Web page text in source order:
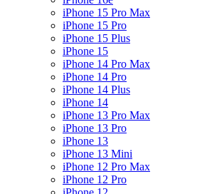
iPhone 15 Pro Max
iPhone 15 Pro
iPhone 15 Plus
iPhone 15
iPhone 14 Pro Max
iPhone 14 Pro
iPhone 14 Plus
iPhone 14
iPhone 13 Pro Max
iPhone 13 Pro
iPhone 13
iPhone 13 Mini
iPhone 12 Pro Max
iPhone 12 Pro